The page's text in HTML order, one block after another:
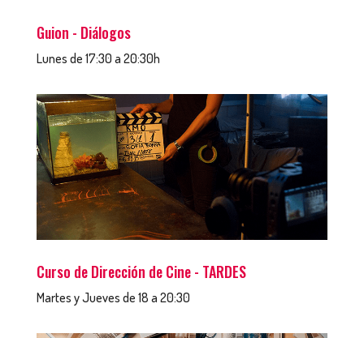
Guion - Diálogos
Lunes de 17:30 a 20:30h
Curso de Dirección de Cine - TARDES
Martes y Jueves de 18 a 20:30